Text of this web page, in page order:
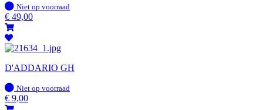
Op
voorraad
Niet op voorraad
€ 49,00
D'ADDARIO GH
Op
voorraad
Niet op voorraad
€ 9,00